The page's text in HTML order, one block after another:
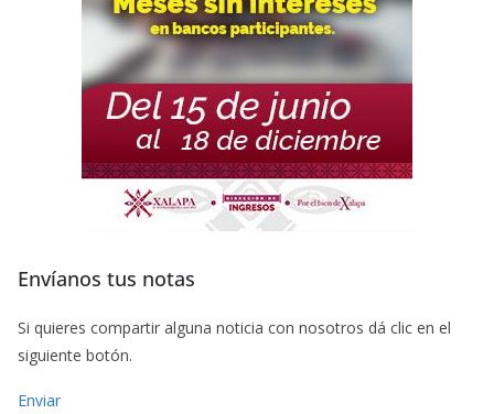
Envíanos tus notas
Si quieres compartir alguna noticia con nosotros dá clic en el
siguiente botón.
Enviar